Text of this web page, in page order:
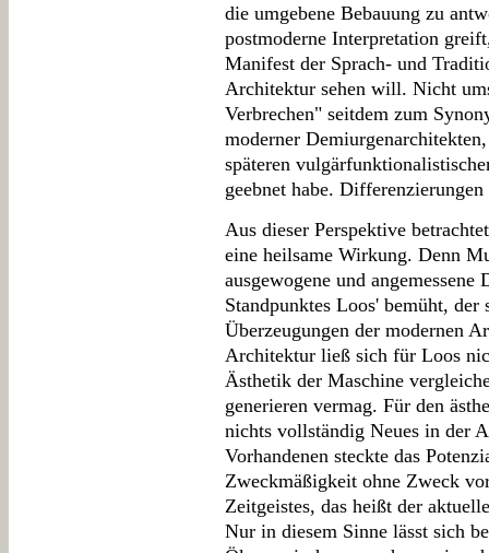
die umgebene Bebauung zu
postmoderne Interpretation
Manifest der Sprach- und
Architektur sehen will. Nicht
Verbrechen" seitdem zum
moderner
späteren
geebnet habe.
Aus dieser Perspektive
eine heilsame Wirkung. Denn
ausgewogene und
Standpunktes Loos' bemüht,
Überzeugungen der modernen
Architektur ließ sich für Loos
Ästhetik der Maschine
generieren vermag. Für den
nichts vollständig Neues in der
Vorhandenen steckte das
Zweckmäßigkeit ohne Zweck
Zeitgeistes, das heißt der
Nur in diesem Sinne lässt sich